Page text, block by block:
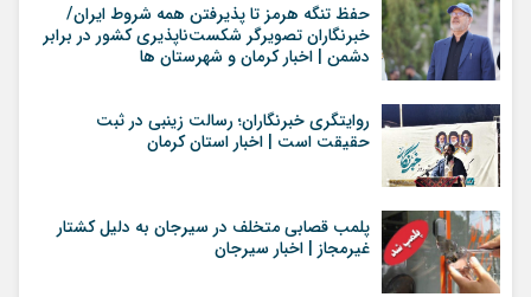
حفظ تنگه هرمز تا پذیرفتن همه شروط ایران/
خبرنگاران تصویرگر شکست‌ناپذیری کشور در برابر
دشمن | اخبار کرمان و شهرستان ها
روایتگری خبرنگاران؛ رسالت زینبی در ثبت
حقیقت است | اخبار استان کرمان
پلمب قصابی متخلف در سیرجان به دلیل کشتار
غیرمجاز | اخبار سیرجان